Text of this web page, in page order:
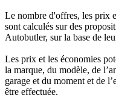
Le nombre d'offres, les prix
sont calculés sur des
Autobutler, sur la base de
Les prix et les économies
la marque, du modèle, de
garage et du moment et de
être effectuée.